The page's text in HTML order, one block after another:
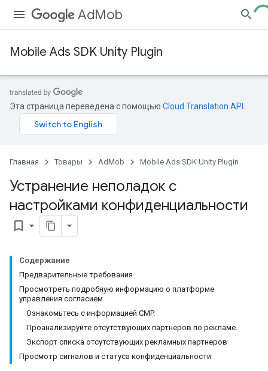
AdMob
Mobile Ads SDK Unity Plugin
Эта страница переведена с помощью Cloud Translation API
Главная Товары AdMob Mobile Ads SDK Unity Plugin
Устранение неполадок с
настройками конфиденциальности
bookmark_border
Содержание
Предварительные требования
Просмотреть подробную информацию о платформе
управления согласием
Ознакомьтесь с информацией CMP.
Проанализируйте отсутствующих партнеров по рекламе.
Экспорт списка отсутствующих рекламных партнеров
Просмотр сигналов и статуса конфиденциальности